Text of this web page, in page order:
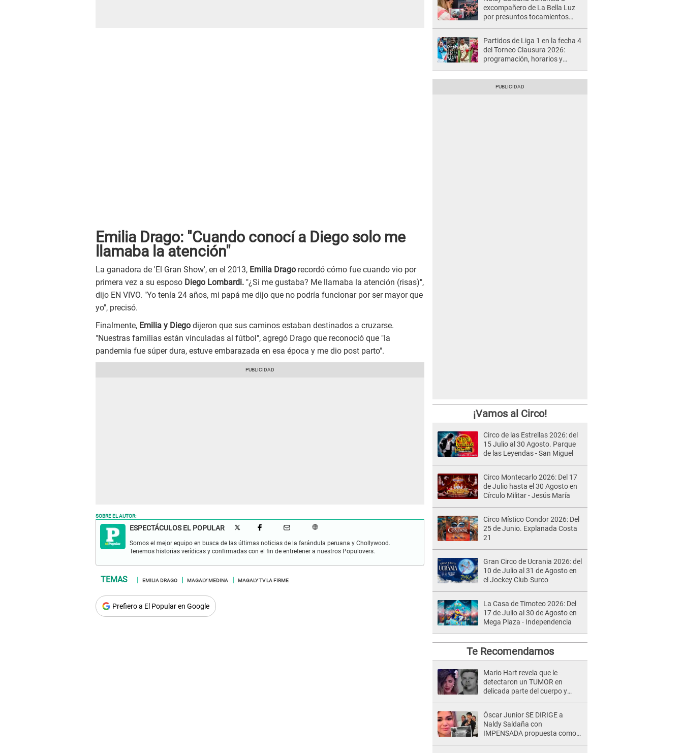
Emilia Drago: "Cuando conocí a Diego solo me
llamaba la atención"
La ganadora de 'El Gran Show', en el 2013, Emilia Drago recordó cómo fue cuando vio por
primera vez a su esposo Diego Lombardi. "¿Si me gustaba? Me llamaba la atención (risas)",
dijo EN VIVO. "Yo tenía 24 años, mi papá me dijo que no podría funcionar por ser mayor que
yo", precisó.
Finalmente, Emilia y Diego dijeron que sus caminos estaban destinados a cruzarse.
"Nuestras familias están vinculadas al fútbol", agregó Drago que reconoció que "la
pandemia fue súper dura, estuve embarazada en esa época y me dio post parto".
SOBRE EL AUTOR:
ESPECTÁCULOS EL POPULAR
Somos el mejor equipo en busca de las últimas noticias de la farándula peruana y Chollywood.
Tenemos historias verídicas y confirmadas con el fin de entretener a nuestros Populovers.
EMILIA DRAGO MAGALY MEDINA MAGALY TV LA FIRME
Prefiero a El Popular en Google
excompañero de La Bella Luz
por presuntos tocamientos
Partidos de Liga 1 en la fecha 4
del Torneo Clausura 2026:
programación, horarios y
¡Vamos al Circo!
Circo de las Estrellas 2026: del
15 Julio al 30 Agosto. Parque
de las Leyendas - San Miguel
Circo Montecarlo 2026: Del 17
de Julio hasta el 30 Agosto en
Círculo Militar - Jesús María
Circo Místico Condor 2026: Del
25 de Junio. Explanada Costa
21
Gran Circo de Ucrania 2026: del
10 de Julio al 31 de Agosto en
el Jockey Club-Surco
La Casa de Timoteo 2026: Del
17 de Julio al 30 de Agosto en
Mega Plaza - Independencia
Te Recomendamos
Mario Hart revela que le
detectaron un TUMOR en
delicada parte del cuerpo y
muy fuertes..."
Óscar Junior SE DIRIGE a
Naldy Saldaña con
IMPENSADA propuesta como